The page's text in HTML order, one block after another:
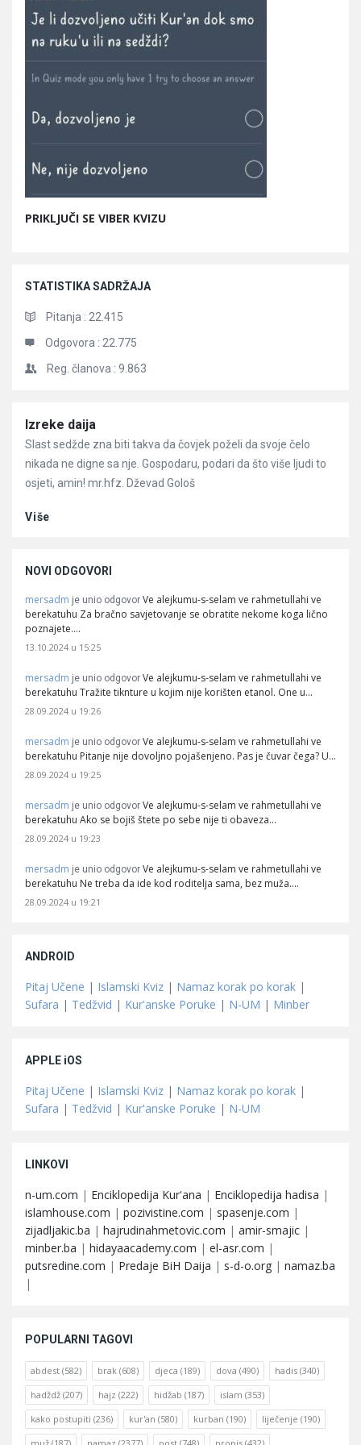
PRIKLJUČI SE VIBER KVIZU
STATISTIKA SADRŽAJA
Pitanja : 22.415
Odgovora : 22.775
Reg. članova : 9.863
Članci
Izreke daija
Slast sedžde zna biti takva da čovjek poželi da svoje čelo
nikada ne digne sa nje. Gospodaru, podari da što više ljudi to
osjeti, amin! mr.hfz. Dževad Gološ
Više
NOVI ODGOVORI
mersadm je unio odgovor Ve alejkumu-s-selam ve rahmetullahi ve
berekatuhu Za bračno savjetovanje se obratite nekome koga lično
poznajete.…
13.10.2024 u 15:25
mersadm je unio odgovor Ve alejkumu-s-selam ve rahmetullahi ve
berekatuhu Tražite tiknture u kojim nije korišten etanol. One u…
28.09.2024 u 19:26
mersadm je unio odgovor Ve alejkumu-s-selam ve rahmetullahi ve
berekatuhu Pitanje nije dovoljno pojašenjeno. Pas je čuvar čega? U…
28.09.2024 u 19:25
mersadm je unio odgovor Ve alejkumu-s-selam ve rahmetullahi ve
berekatuhu Ako se bojiš štete po sebe nije ti obaveza…
28.09.2024 u 19:23
mersadm je unio odgovor Ve alejkumu-s-selam ve rahmetullahi ve
berekatuhu Ne treba da ide kod roditelja sama, bez muža.…
28.09.2024 u 19:21
ANDROID
Pitaj Učene | Islamski Kviz | Namaz korak po korak |
Sufara | Tedžvid | Kur'anske Poruke | N-UM | Minber
APPLE iOS
Pitaj Učene | Islamski Kviz | Namaz korak po korak |
Sufara | Tedžvid | Kur'anske Poruke | N-UM
LINKOVI
n-um.com | Enciklopedija Kur'ana | Enciklopedija hadisa |
islamhouse.com | pozivistine.com | spasenje.com |
zijadljakic.ba | hajrudinahmetovic.com | amir-smajic |
minber.ba | hidayaacademy.com | el-asr.com |
putsredine.com | Predaje BiH Daija | s-d-o.org | namaz.ba
|
POPULARNI TAGOVI
abdest (582) brak (608) djeca (189) dova (490) hadis (340)
hadždž (207) hajz (222) hidžab (187) islam (353)
kako postupiti (236) kur'an (580) kurban (190) liječenje (190)